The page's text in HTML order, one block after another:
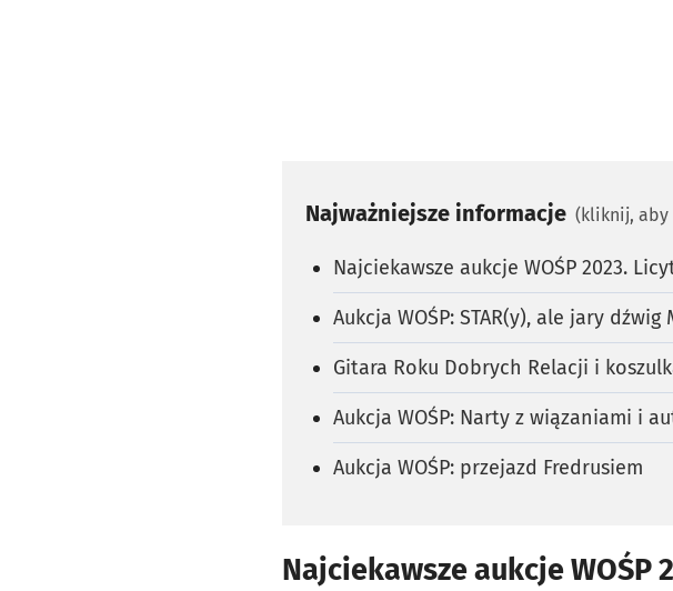
Najważniejsze informacje (kliknij, aby
Najciekawsze aukcje WOŚP 2023.
Aukcja WOŚP: STAR(y), ale jary dźwig
Gitara Roku Dobrych Relacji i
Aukcja WOŚP: Narty z wiązaniami i
Aukcja WOŚP: przejazd Fredrusiem
Najciekawsze aukcje WOŚP